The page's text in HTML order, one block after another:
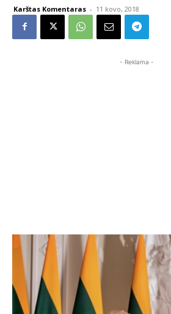
Karštas Komentaras - 11 kovo, 2018
- Reklama -